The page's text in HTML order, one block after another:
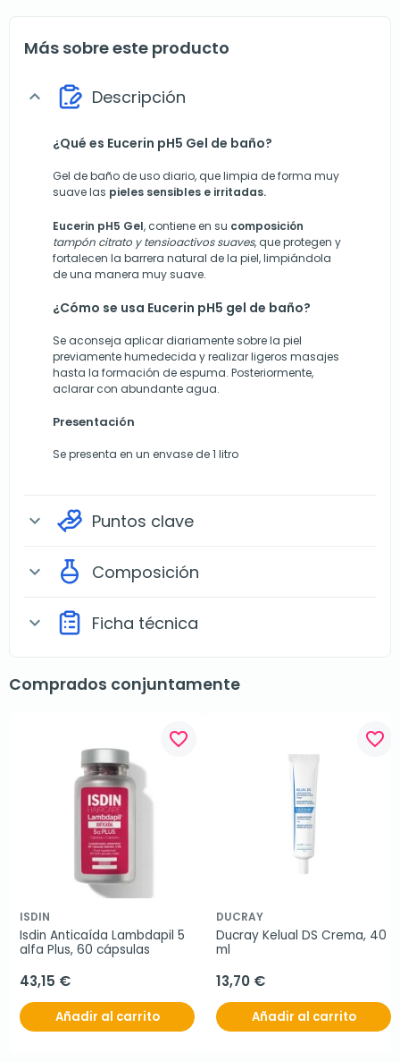
Más sobre este producto
expand_more Descripción
¿Qué es Eucerin pH5 Gel de baño?
Gel de baño de uso diario, que limpia de forma muy
suave las pieles sensibles e irritadas.
Eucerin pH5 Gel, contiene en su composición
tampón citrato y tensioactivos suaves, que protegen y
fortalecen la barrera natural de la piel, limpiándola
de una manera muy suave.
¿Cómo se usa Eucerin pH5 gel de baño?
Se aconseja aplicar diariamente sobre la piel
previamente humedecida y realizar ligeros masajes
hasta la formación de espuma. Posteriormente,
aclarar con abundante agua.
Presentación
Se presenta en un envase de 1 litro
expand_more Puntos clave
expand_more Composición
expand_more Ficha técnica
Comprados conjuntamente
favorite_border
ISDIN
Isdin Anticaída Lambdapil 5
alfa Plus, 60 cápsulas
43,15 €
Añadir al carrito
favorite_border
DUCRAY
Ducray Kelual DS Crema, 40
ml
13,70 €
Añadir al carrito